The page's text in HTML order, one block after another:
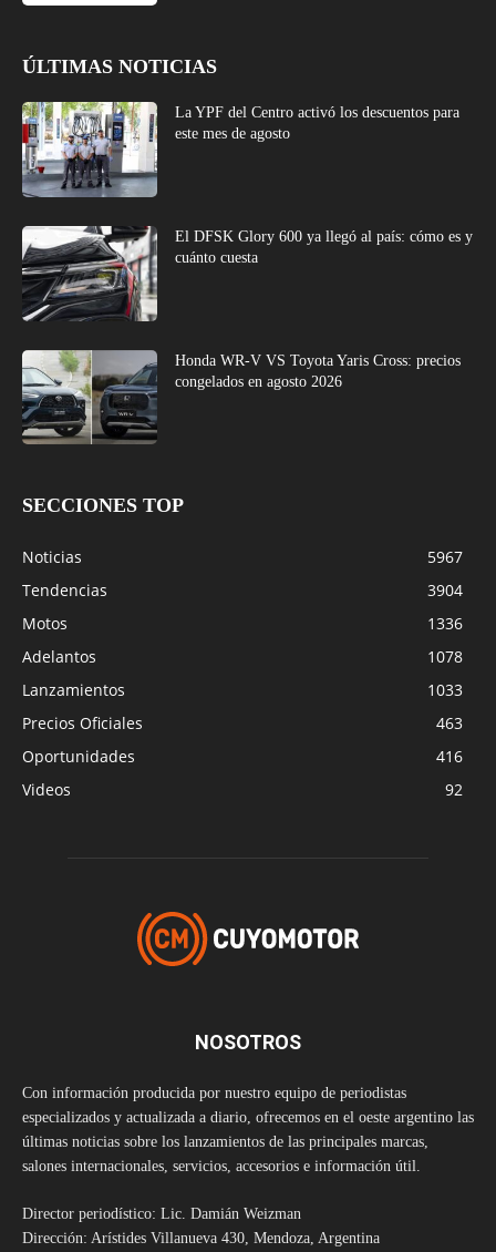
ÚLTIMAS NOTICIAS
La YPF del Centro activó los descuentos para
este mes de agosto
El DFSK Glory 600 ya llegó al país: cómo es y
cuánto cuesta
Honda WR-V VS Toyota Yaris Cross: precios
congelados en agosto 2026
SECCIONES TOP
Noticias
5967
Tendencias
3904
Motos
1336
Adelantos
1078
Lanzamientos
1033
Precios Oficiales
463
Oportunidades
416
Videos
92
NOSOTROS
Con información producida por nuestro equipo de periodistas
especializados y actualizada a diario, ofrecemos en el oeste argentino las
últimas noticias sobre los lanzamientos de las principales marcas,
salones internacionales, servicios, accesorios e información útil.
Director periodístico: Lic. Damián Weizman
Dirección: Arístides Villanueva 430, Mendoza, Argentina